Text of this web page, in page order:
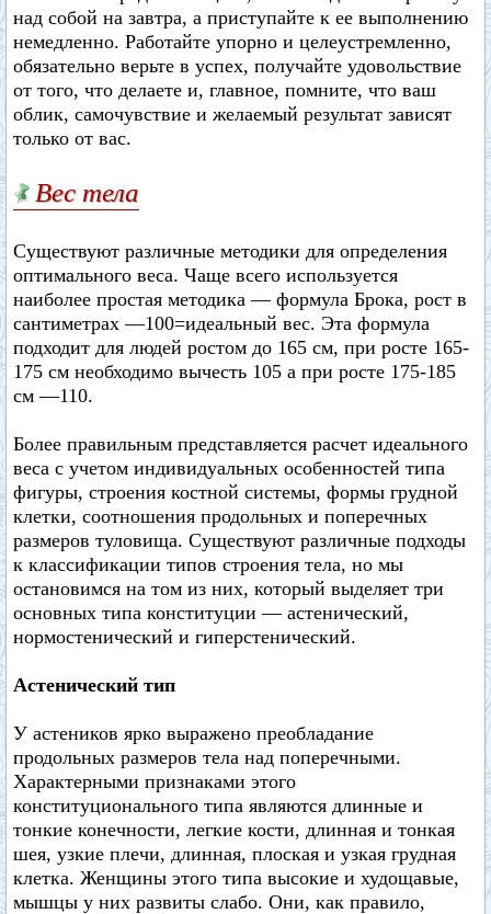
над собой на завтра, а приступайте к ее выполнению
немедленно. Работайте упорно и целеустремленно,
обязательно верьте в успех, получайте удовольствие
от того, что делаете и, главное, помните, что ваш
облик, самочувствие и желаемый результат зависят
только от вас.
Вес тела
Существуют различные методики для определения
оптимального веса. Чаще всего используется
наиболее простая методика — формула Брока, рост в
сантиметрах —100=идеальный вес. Эта формула
подходит для людей ростом до 165 см, при росте 165-
175 см необходимо вычесть 105 а при росте 175-185
см —110.
Более правильным представляется расчет идеального
веса с учетом индивидуальных особенностей типа
фигуры, строения костной системы, формы грудной
клетки, соотношения продольных и поперечных
размеров туловища. Существуют различные подходы
к классификации типов строения тела, но мы
остановимся на том из них, который выделяет три
основных типа конституции — астенический,
нормостенический и гиперстенический.
Астенический тип
У астеников ярко выражено преобладание
продольных размеров тела над поперечными.
Характерными признаками этого
конституционального типа являются длинные и
тонкие конечности, легкие кости, длинная и тонкая
шея, узкие плечи, длинная, плоская и узкая грудная
клетка. Женщины этого типа высокие и худощавые,
мышцы у них развиты слабо. Они, как правило,